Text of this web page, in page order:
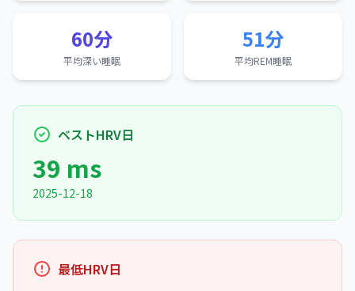
60分
平均深い睡眠
51分
平均REM睡眠
ベストHRV日
39 ms
2025-12-18
最低HRV日